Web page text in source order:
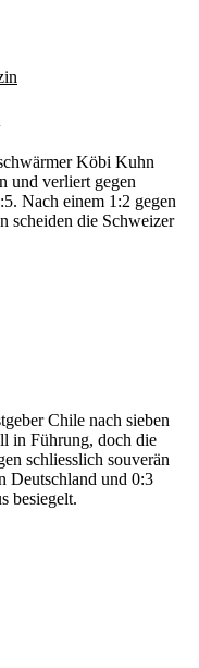
Köbi Kuhn
und verliert gegen
Nach einem 1:2 gegen
scheiden die Schweizer
Chile nach sieben
in Führung, doch die
schliesslich souverän
Deutschland und 0:3
besiegelt.